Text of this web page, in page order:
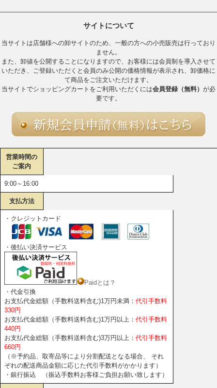
サイトについて
当サイトは店舗様への卸サイトのため、一般の方への小売販売は行っており
ません。
また、卸値を公開することになりますので、お客様には会員制を導入させて
いただき、ご登録いただくと会員のみ公開の価格情報が表示され、卸価格に
て商品をご注文いただけます。
当サイトでショッピングカートをご利用いただくには会員登録（無料） が必
要です。
営業時間の
ご案内
9:00～16:00
支払方法
・クレジットカード
・後払い決済サービス
Paidとは？
・代金引換
お支払代金総額（手数料送料含む)1万円未満： 代引手数料
330円
お支払代金総額（手数料送料含む)1万円以上： 代引手数料
440円
お支払代金総額（手数料送料含む)3万円以上： 代引手数料
660円
（※予約品、取寄品等により分割配送となる場合、 それ
ぞれの配送商品金額に応じた代引手数料がかかります）
・銀行振込 （振込手数料お客様ご負担お願い致します）